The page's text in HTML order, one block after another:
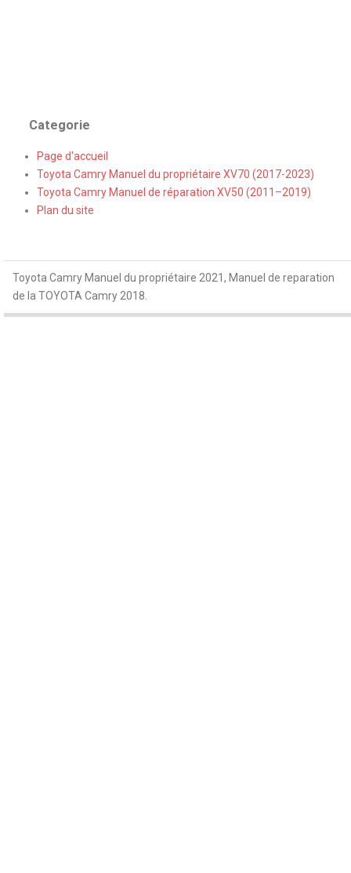
Categorie
Page d'accueil
Toyota Camry Manuel du propriétaire XV70 (2017-2023)
Toyota Camry Manuel de réparation XV50 (2011–2019)
Plan du site
Toyota Camry Manuel du propriétaire 2021, Manuel de reparation
de la TOYOTA Camry 2018.